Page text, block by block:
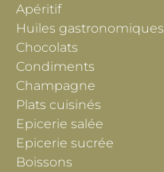
Apéritif
Huiles gastronomiques
Chocolats
Condiments
Champagne
Plats cuisinés
Epicerie salée
Epicerie sucrée
Boissons